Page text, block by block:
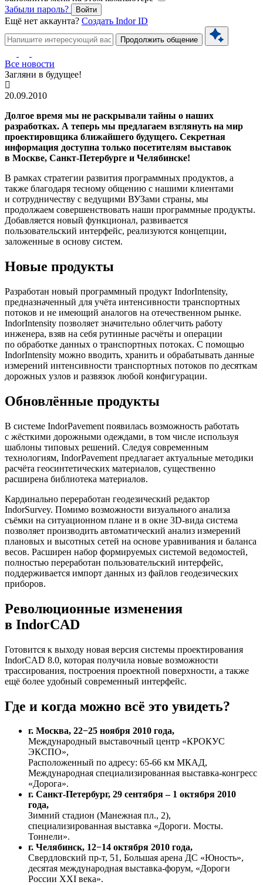
Забыли пароль?
Войти
Ещё нет аккаунта? Создать Indor ID
Продолжить общение
Все новости
Загляни в будущее!
20.09.2010
Долгое время мы не раскрывали тайны о наших
разработках. А теперь мы предлагаем взглянуть на мир
проектировщика ближайшего будущего. Секретная
информация доступна только посетителям выставок
в Москве, Санкт-Петербурге и Челябинске!
В рамках стратегии развития программных продуктов, а
также благодаря тесному общению с нашими клиентами
и сотрудничеству с ведущими ВУЗами страны, мы
продолжаем совершенствовать наши программные продукты.
Добавляется новый функционал, развивается
пользовательский интерфейс, реализуются концепции,
заложенные в основу систем.
Новые продукты
Разработан новый программный продукт IndorIntensity,
предназначенный для учёта интенсивности транспортных
потоков и не имеющий аналогов на отечественном рынке.
IndorIntensity позволяет значительно облегчить работу
инженера, взяв на себя рутинные расчёты и операции
по обработке данных о транспортных потоках. С помощью
IndorIntensity можно вводить, хранить и обрабатывать данные
измерений интенсивности транспортных потоков по десяткам
дорожных узлов и развязок любой конфигурации.
Обновлённые продукты
В системе IndorPavement появилась возможность работать
с жёсткими дорожными одеждами, в том числе используя
шаблоны типовых решений. Следуя современным
технологиям, IndorPavement предлагает актуальные методики
расчёта геосинтетических материалов, существенно
расширена библиотека материалов.
Кардинально переработан геодезический редактор
IndorSurvey. Помимо возможности визуального анализа
съёмки на ситуационном плане и в окне 3D-вида система
позволяет производить автоматический анализ измерений
плановых и высотных сетей на основе уравнивания и баланса
весов. Расширен набор формируемых системой ведомостей,
полностью переработан пользовательский интерфейс,
поддерживается импорт данных из файлов геодезических
приборов.
Революционные изменения
в IndorCAD
Готовится к выходу новая версия системы проектирования
IndorCAD 8.0, которая получила новые возможности
трассирования, построения проектной поверхности, а также
ещё более удобный современный интерфейс.
Где и когда можно всё это увидеть?
г. Москва, 22−25 ноября 2010 года,
Международный выставочный центр «КРОКУС
ЭКСПО»,
Расположенный по адресу: 65-66 км МКАД,
Международная специализированная выставка-конгресс
«Дорога».
г. Санкт-Петербург, 29 сентября – 1 октября 2010
года,
Зимний стадион (Манежная пл., 2),
специализированная выставка «Дороги. Мосты.
Тоннели».
г. Челябинск, 12−14 октября 2010 года,
Свердловский пр-т, 51, Большая арена ДС «Юность»,
десятая международная выставка-форум, «Дороги
России ХХI века».